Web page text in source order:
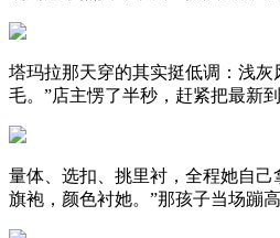
塔玛拉那天穿的其实挺低调：浅
毛。”店主愣了半秒，赶紧把最新
量体、选扣、挑里衬，全程她自
旗袍，颜色衬她。”那孩子当场蹦